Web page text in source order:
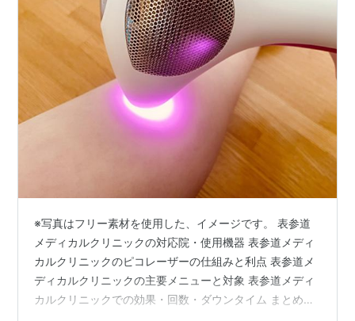
※写真はフリー素材を使用した、イメージです。 表参道
メディカルクリニックの対応院・使用機器 表参道メディ
カルクリニックのピコレーザーの仕組みと利点 表参道メ
ディカルクリニックの主要メニューと対象 表参道メディ
カルクリニックでの効果・回数・ダウンタイム まとめ